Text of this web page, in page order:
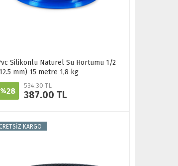
Silikonlu Naturel Su Hortumu 1/2
mm) 15 metre 1,8 kg
%28
534.30 TL
387.00 TL
KARGO